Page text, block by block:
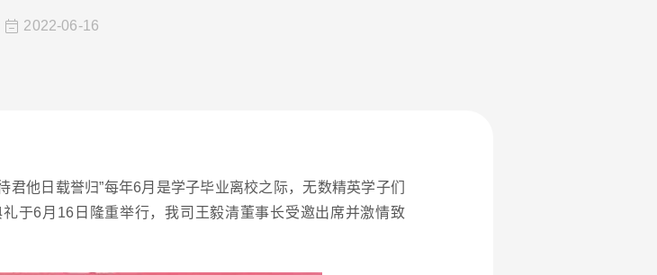
2022-06-16
他日载誉归”每年6月是学子毕业离校之际，无数精英学子们
于6月16日隆重举行，我司王毅清董事长受邀出席并激情致